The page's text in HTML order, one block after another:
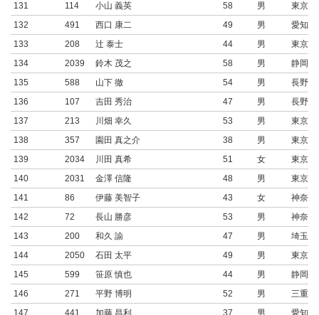
131
114 小山 義英 58 男
東京都
132
491 西口 康二 49 男
愛知県
133
208 辻 泰士 44 男
東京都
134
2039 鈴木 茂之 58 男
静岡県
135
588 山下 徹 54 男
長野県
136
107 吉田 秀治 47 男
長野県
137
213 川畑 幸久 53 男
東京都
138
357 園田 真之介 38 男
東京都
139
2034 川田 真希 51 女
東京都
140
2031 金澤 信隆 48 男
東京都
141
86 伊藤 美智子 43 女
神奈川
142
72 長山 勝彦 53 男
神奈川
143
200 和久 諭 47 男
埼玉県
144
2050 石田 太平 49 男
東京都
145
599 笹原 慎也 44 男
静岡県
146
271 平野 博明 52 男
三重県
147
441 加藤 昌利 37 男
愛知県